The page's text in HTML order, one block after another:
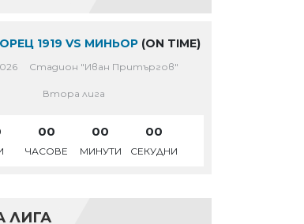
1919 VS МИНЬОР (ON TIME)
Стадион "Иван Притъргов"
Втора лига
00
ЧАСОВЕ
00
МИНУТИ
00
СЕКУДНИ
ЛИГА